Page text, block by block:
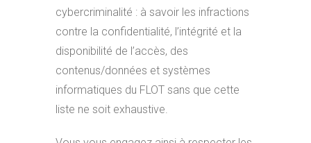
cybercriminalité : à savoir les infractions
contre la confidentialité, l’intégrité et la
disponibilité de l’accès, des
contenus/données et systèmes
informatiques du FLOT sans que cette
liste ne soit exhaustive.